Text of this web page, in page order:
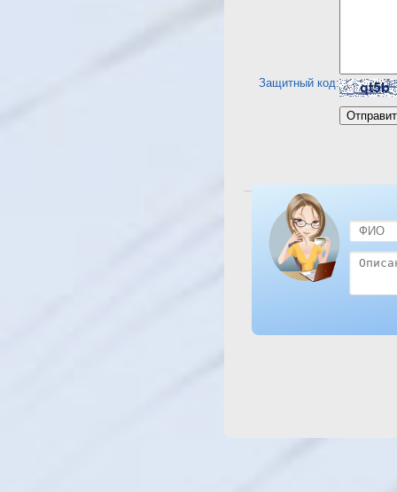
Защитный код:
Посмотреть отель